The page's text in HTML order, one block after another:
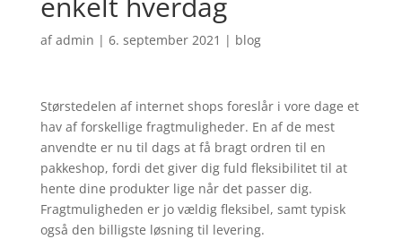
afadmin | 6. september 2021 | blog
Størstedelen af internet shops foreslår i vore dage et
hav af forskellige fragtmuligheder. En af de mest
anvendte er nu til dags at få bragt ordren til en
pakkeshop, fordi det giver dig fuld fleksibilitet til at
hente dine produkter lige når det passer dig.
Fragtmuligheden er jo vældig fleksibel, samt typisk
også den billigste løsning til levering.